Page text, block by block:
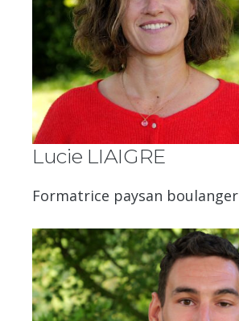
Lucie LIAIGRE
Formatrice paysan boulanger